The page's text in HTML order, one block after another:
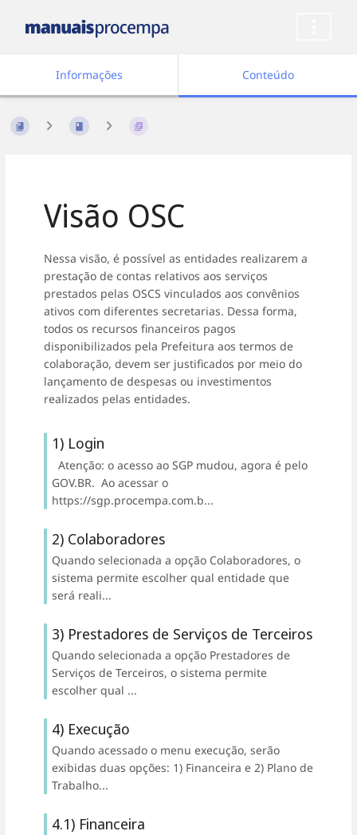
Informações Conteúdo
Visão OSC
Nessa visão, é possível as entidades realizarem a
prestação de contas relativos aos serviços
prestados pelas OSCS vinculados aos convênios
ativos com diferentes secretarias. Dessa forma,
todos os recursos financeiros pagos
disponibilizados pela Prefeitura aos termos de
colaboração, devem ser justificados por meio do
lançamento de despesas ou investimentos
realizados pelas entidades.
1) Login
Atenção: o acesso ao SGP mudou, agora é pelo
GOV.BR. Ao acessar o
https://sgp.procempa.com.b...
2) Colaboradores
Quando selecionada a opção Colaboradores, o
sistema permite escolher qual entidade que
será reali...
3) Prestadores de Serviços de Terceiros
Quando selecionada a opção Prestadores de
Serviços de Terceiros, o sistema permite
escolher qual ...
4) Execução
Quando acessado o menu execução, serão
exibidas duas opções: 1) Financeira e 2) Plano de
Trabalho...
4.1) Financeira